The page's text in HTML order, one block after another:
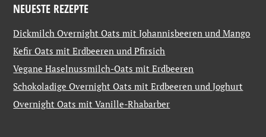
NEUESTE REZEPTE
Dickmilch Overnight Oats mit Johannisbeeren und Mango
Kefir Oats mit Erdbeeren und Pfirsich
Vegane Haselnussmilch-Oats mit Erdbeeren
Schokoladige Overnight Oats mit Erdbeeren und Joghurt
Overnight Oats mit Vanille-Rhabarber